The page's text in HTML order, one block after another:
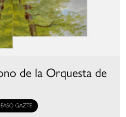
de la Orquesta de
EASO GAZTE